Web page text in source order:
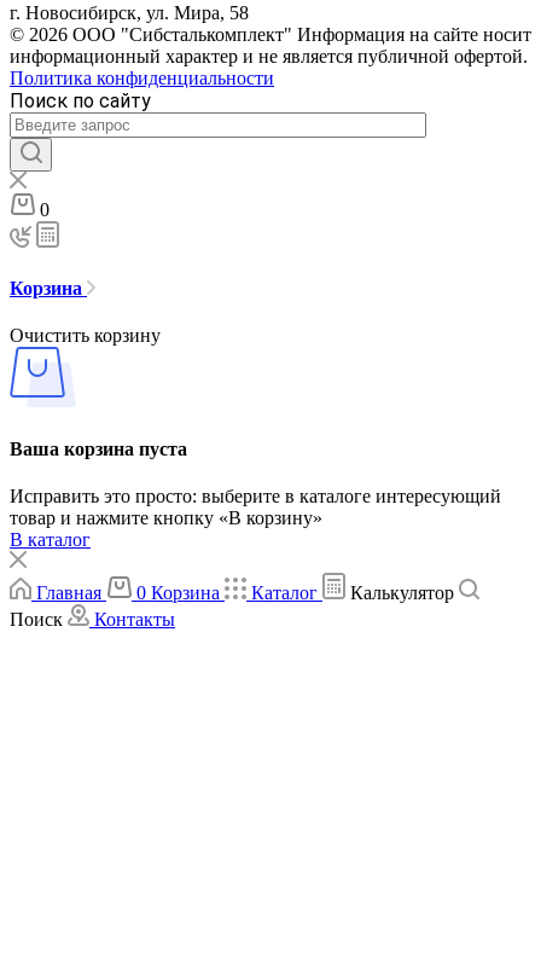
г. Новосибирск, ул. Мира, 58
© 2026 ООО "Сибсталькомплект" Информация на сайте носит
информационный характер и не является публичной офертой.
Политика конфиденциальности
Поиск по сайту
0
Корзина
Очистить корзину
Ваша корзина пуста
Исправить это просто: выберите в каталоге интересующий
товар и нажмите кнопку «В корзину»
В каталог
Главная 0 Корзина Каталог
Калькулятор
Поиск
Контакты